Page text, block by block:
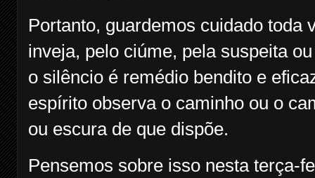
Portanto, guardemos cuidado toda
inveja, pelo ciúme, pela suspeita
o silêncio é remédio bendito e
espírito observa o caminho ou o
ou escura de que dispõe.
Pensemos sobre isso nesta terça-